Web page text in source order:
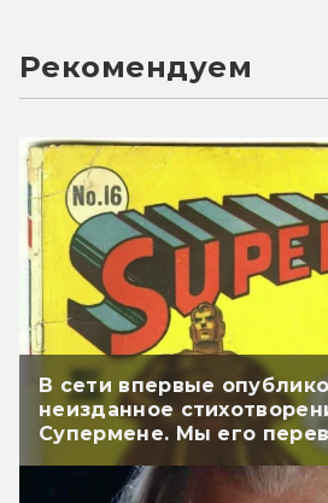
Рекомендуем
В сети впервые
неизданное
Супермене. Мы его